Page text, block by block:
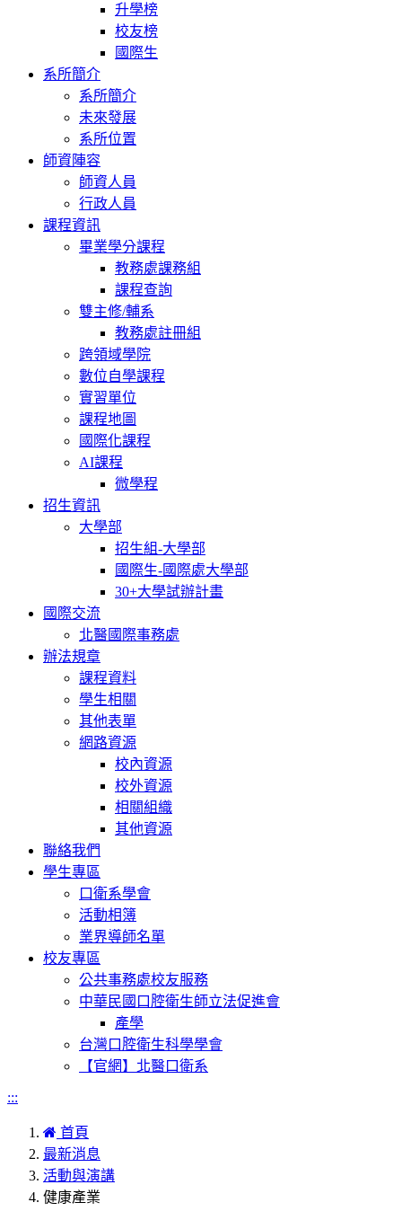
升學榜
校友榜
國際生
系所簡介
系所簡介
未來發展
系所位置
師資陣容
師資人員
行政人員
課程資訊
畢業學分課程
教務處課務組
課程查詢
雙主修/輔系
教務處註冊組
跨領域學院
數位自學課程
實習單位
課程地圖
國際化課程
AI課程
微學程
招生資訊
大學部
招生組-大學部
國際生-國際處大學部
30+大學試辦計畫
國際交流
北醫國際事務處
辦法規章
課程資料
學生相關
其他表單
網路資源
校內資源
校外資源
相關組織
其他資源
聯絡我們
學生專區
口衛系學會
活動相簿
業界導師名單
校友專區
公共事務處校友服務
中華民國口腔衛生師立法促進會
產學
台灣口腔衛生科學學會
【官網】北醫口衛系
:::
首頁
最新消息
活動與演講
健康產業